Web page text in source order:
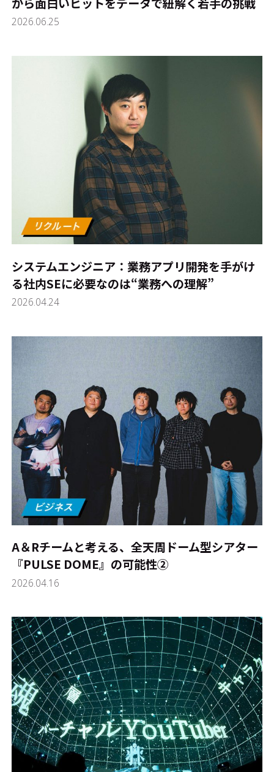
2026.06.25
システムエンジニア：業務アプリ開発を手がけ
る社内SEに必要なのは“業務への理解”
2026.04.24
A＆Rチームと考える、全天周ドーム型シアター
『PULSE DOME』の可能性➁
2026.04.16